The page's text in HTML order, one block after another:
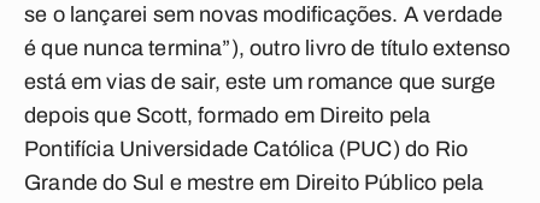
se o lançarei sem novas modificações. A verdade
é que nunca termina”), outro livro de título extenso
está em vias de sair, este um romance que surge
depois que Scott, formado em Direito pela
Pontifícia Universidade Católica (PUC) do Rio
Grande do Sul e mestre em Direito Público pela